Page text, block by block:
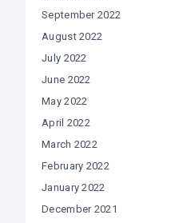
September 2022
August 2022
July 2022
June 2022
May 2022
April 2022
March 2022
February 2022
January 2022
December 2021